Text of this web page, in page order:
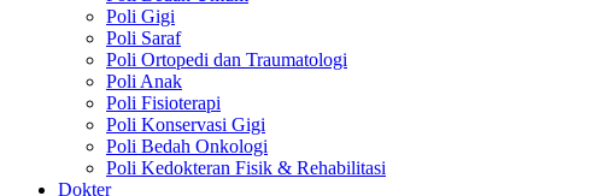
Poli Gigi
Poli Saraf
Poli Ortopedi dan Traumatologi
Poli Anak
Poli Fisioterapi
Poli Konservasi Gigi
Poli Bedah Onkologi
Poli Kedokteran Fisik & Rehabilitasi
Dokter